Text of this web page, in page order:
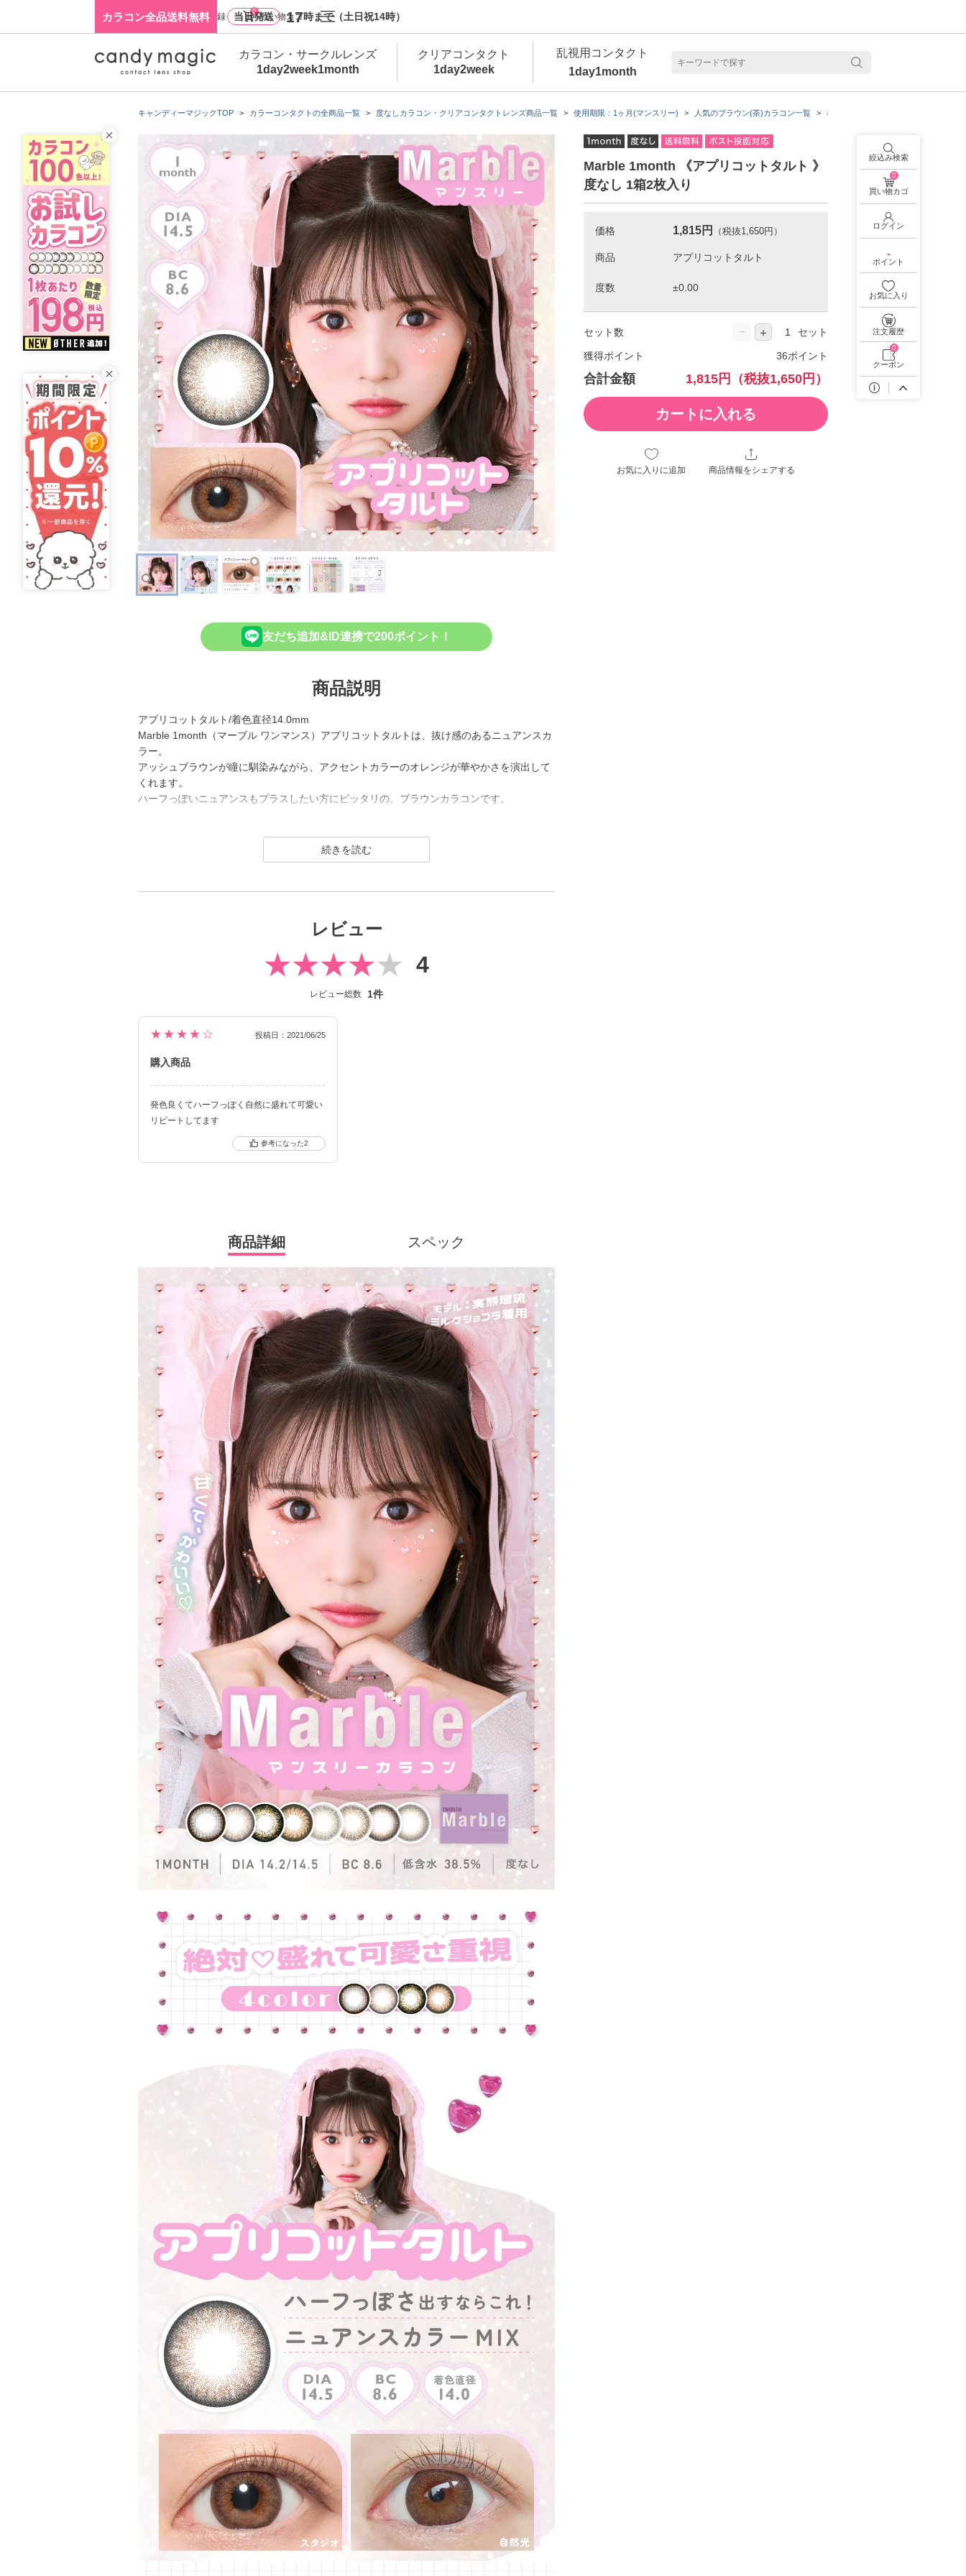
カラコン全品送料無料 当日発送 17時まで（土日祝14時）
キャンディーマジックTOP カラーコンタクトの全商品一覧 度なしカラコン・クリアコンタクトレンズ商品一覧 使用期限：1ヶ月(マンスリー) 人気のブラウン(茶)カラコン一覧 着色直径：14.0mm
Marble 1month 《アプリコットタルト 》
度なし 1箱2枚入り
価格 1,815円 （税抜1,650円）
商品
度数
セット数 − ＋ セット
獲得ポイント 36ポイント
合計金額 1,815円 （税抜1,650円）
カートに入れる
お気に入りに追加 商品情報をシェアする
友だち追加&ID連携で200ポイント！
商品説明
アプリコットタルト/着色直径14.0mm
Marble 1month（マーブル ワンマンス）アプリコットタルトは、抜け感のあるニュアンスカ
ラー。
アッシュブラウンが瞳に馴染みながら、アクセントカラーのオレンジが華やかさを演出して
くれます。
ハーフっぽいニュアンスもプラスしたい方にピッタリの、ブラウンカラコンです。
るDIA14.2mm”のラインナップで、いつもと違う自分になれる。女の子の〈かわいい♡〉を
叶えるカラーコンタクトレンズブランドです。 ちゅるんと盛れる裸眼風やナチュ盛り系、高
えてそれどこの？って聞かれること間違いなしのカラコンです。
レビュー
4
レビュー総数 1件
★★★★☆ 投稿日：2021/06/25
購入商品
発色良くてハーフっぽく自然に盛れて可愛い
リピートしてます
2
商品詳細 スペック
ログイン・新規会員登録
0
買い物カゴ
カラコン・サークルレンズ
1day2week1month
クリアコンタクト
1day2week
乱視用コンタクト
1day1month
絞込み検索
0
買い物カゴ
ログイン
-
ポイント
お気に入り
注文履歴
0
クーポン
新商品
カラコン・サークルレンズ 1day 商品一覧を見る
乱視用カラコン 1day商品一覧を見る
遠近両用カラコン 1day商品一覧を見る
カラコン・サークルレンズ 2week商品一覧を見る
新商品
カラコン・サークルレンズ 1month商品一覧を見る
クリアコンタクトレンズ 1day 商品一覧を見る 乱視用カラコン 1day商品一覧を見る
クリアコンタクトレンズ 2week 商品一覧を見る
新商品
乱視用カラコン 1day商品一覧を見る
乱視用カラコン 1month商品一覧を見る
クーポン詳細